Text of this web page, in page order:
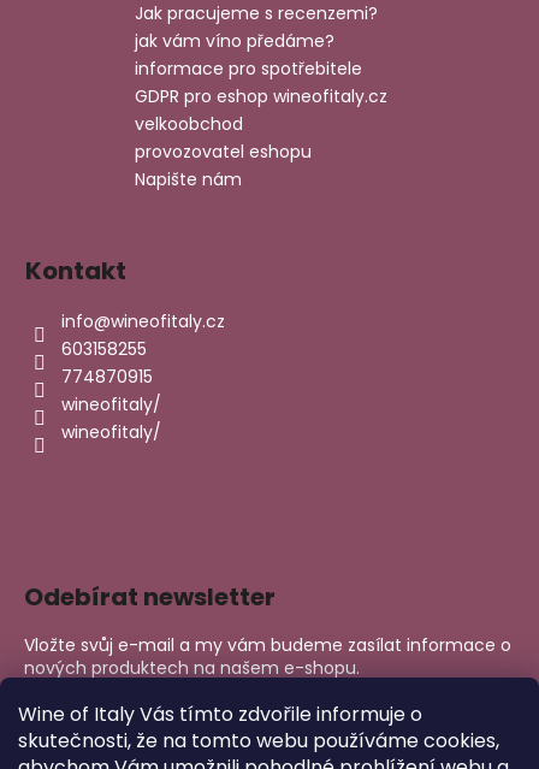
Wine of Italy Vás tímto zdvořile informuje o
skutečnosti, že na tomto webu používáme cookies,
Jak pracujeme s recenzemi?
jak vám víno předáme?
informace pro spotřebitele
GDPR pro eshop wineofitaly.cz
velkoobchod
provozovatel eshopu
Napište nám
Kontakt
info@wineofitaly.cz
603158255
774870915
wineofitaly/
wineofitaly/
Odebírat newsletter
Vložte svůj e-mail a my vám budeme zasílat informace o
nových produktech na našem e-shopu.
E-mail